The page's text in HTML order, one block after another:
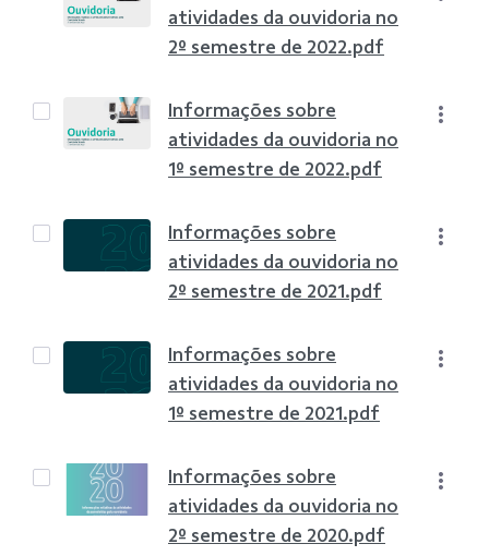
atividades da ouvidoria no
2º semestre de 2022.pdf
Informações sobre
atividades da ouvidoria no
1º semestre de 2022.pdf
Informações sobre
atividades da ouvidoria no
2º semestre de 2021.pdf
Informações sobre
atividades da ouvidoria no
1º semestre de 2021.pdf
Informações sobre
atividades da ouvidoria no
2º semestre de 2020.pdf